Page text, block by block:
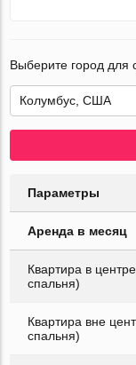
Выберите город для
Параметры
Аренда в месяц
Квартира в
спальня)
Квартира вне
спальня)